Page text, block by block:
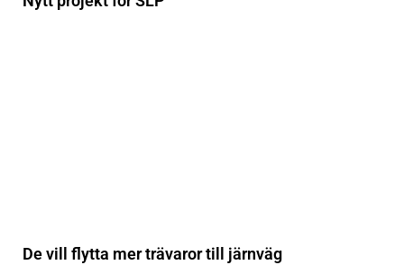
De vill flytta mer trävaror till järnväg